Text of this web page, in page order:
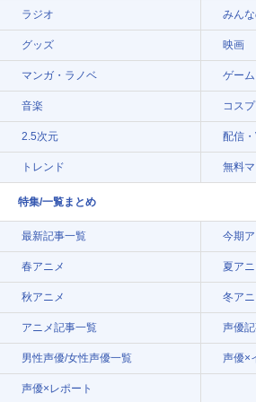
ラジオ みん
グッズ 映画
マンガ・ラノベ ゲー
音楽 コス
2.5次元 配信
トレンド 無料
特集/一覧まとめ
最新記事一覧 今期
春アニメ 夏アニ
秋アニメ 冬アニ
アニメ記事一覧 声優
男性声優/女性声優一覧 声優×
声優×レポート